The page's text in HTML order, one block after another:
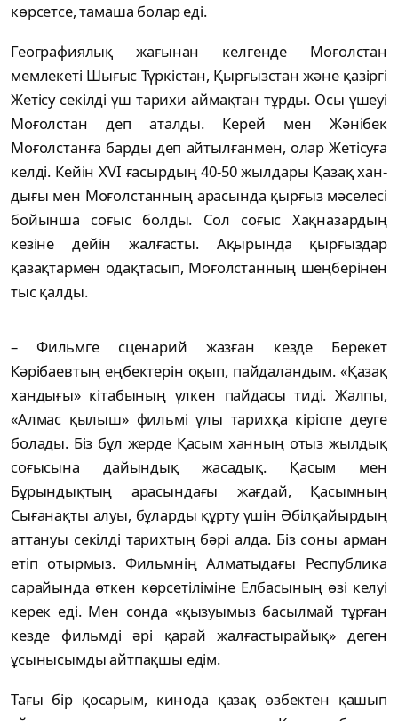
көрсетсе, тамаша болар еді.
Географиялық жағынан келгенде Мо­ғол­стан
мемлекеті Шығыс Түркістан, Қыр­ғыз­стан және қазіргі
Жетісу секілді үш тарихи ай­мақтан тұрды. Осы үшеуі
Моғолстан деп атал­ды. Керей мен Жәнібек
Моғолстанға бар­ды деп айтылғанмен, олар Жетісуға
келді. Кейін ХVІ ғасырдың 40-50 жылдары Қазақ хан­
дығы мен Моғолстанның арасында қыр­ғыз мәселесі
бойынша соғыс болды. Сол со­ғыс Хақназардың
кезіне дейін жалғасты. Ақы­рында қырғыздар
қазақтармен одақта­сып, Моғолстанның шеңберінен
тыс қалды.
– Фильмге сценарий жазған кезде Берекет
Кәрібаевтың еңбектерін оқып, пайдаландым. «Қазақ
хандығы» кітабының үлкен пайдасы тиді. Жалпы,
«Алмас қылыш» фильмі ұлы тарихқа кіріспе деуге
болады. Біз бұл жерде Қасым ханның отыз жылдық
соғысына дайындық жасадық. Қасым мен
Бұрындықтың арасындағы жағдай, Қасымның
Сығанақты алуы, бұларды құрту үшін Әбілқайырдың
аттануы секілді тарихтың бәрі алда. Біз соны арман
етіп отырмыз. Фильмнің Алматыдағы Республика
сарайында өткен көрсетіліміне Елбасының өзі келуі
керек еді. Мен сонда «қызуымыз басылмай тұрған
кезде фильмді әрі қарай жалғастырайық» деген
ұсынысымды айтпақшы едім.
Тағы бір қосарым, кинода қазақ өзбектен қашып